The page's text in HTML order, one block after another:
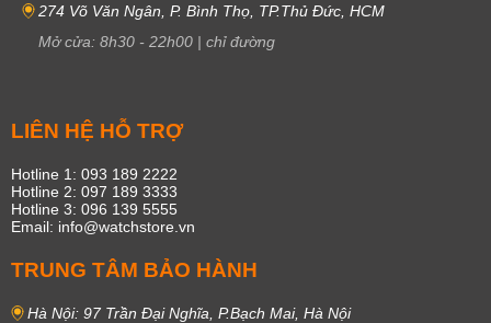
274 Võ Văn Ngân, P. Bình Thọ, TP.Thủ Đức, HCM
Mở cửa: 8h30 - 22h00 | chỉ đường
LIÊN HỆ HỖ TRỢ
Hotline 1: 093 189 2222
Hotline 2: 097 189 3333
Hotline 3: 096 139 5555
Email: info@watchstore.vn
TRUNG TÂM BẢO HÀNH
Hà Nội: 97 Trần Đại Nghĩa, P.Bạch Mai, Hà Nội